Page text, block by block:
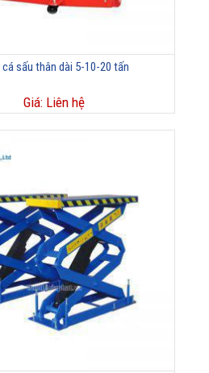
cá sấu thân dài 5-10-20 tấn
Giá: Liên hệ